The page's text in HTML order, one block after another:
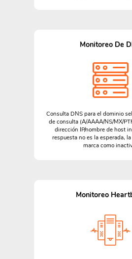
Monitoreo De
Consulta DNS para el dominio
de consulta (A/AAAA/NS/MX/
dirección IP/nombre de host
respuesta no es la esperada,
marca como
Monitoreo